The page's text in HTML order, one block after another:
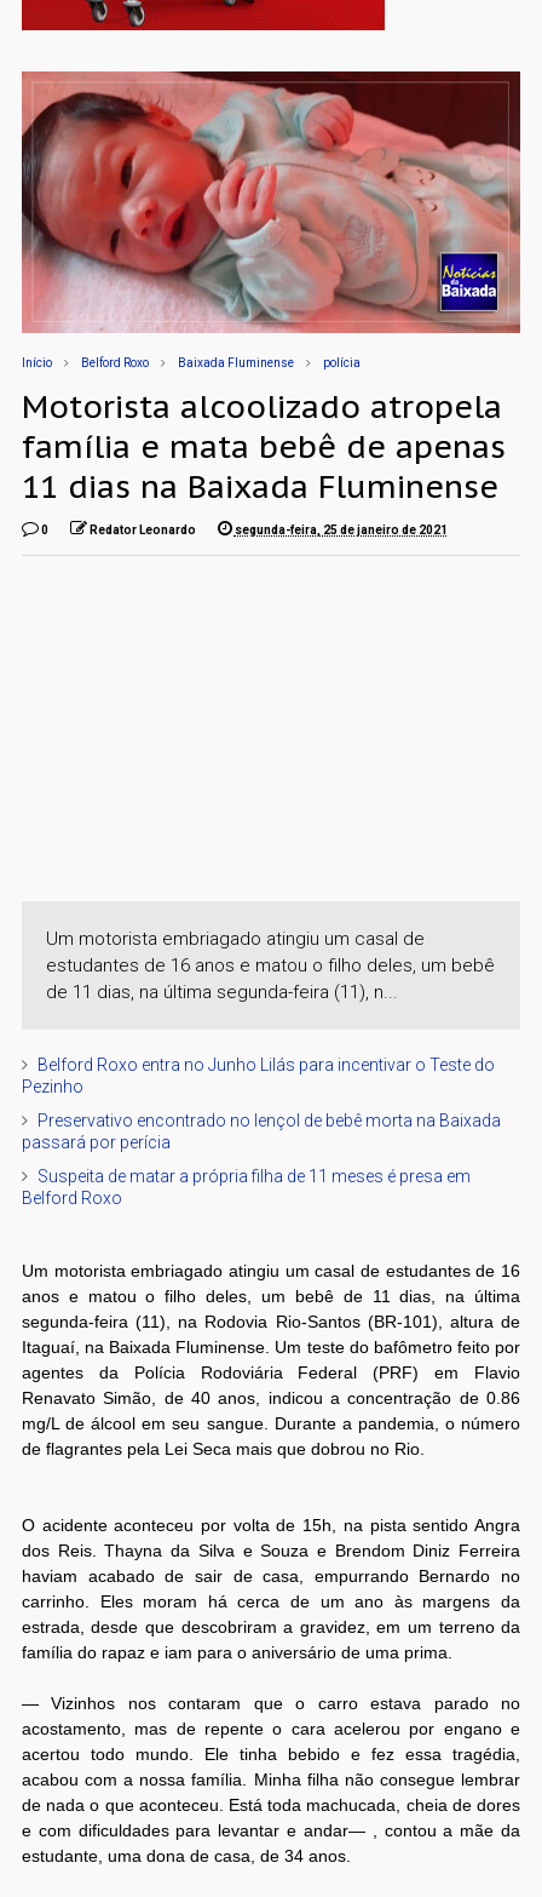
Início Belford Roxo Baixada Fluminense polícia
Motorista alcoolizado atropela
família e mata bebê de apenas
11 dias na Baixada Fluminense
0 Redator Leonardo segunda-feira, 25 de janeiro de 2021
Um motorista embriagado atingiu um casal de
estudantes de 16 anos e matou o filho deles, um bebê
de 11 dias, na última segunda-feira (11), n...
Belford Roxo entra no Junho Lilás para incentivar o Teste do
Pezinho
Preservativo encontrado no lençol de bebê morta na Baixada
passará por perícia
Suspeita de matar a própria filha de 11 meses é presa em
Belford Roxo
Um motorista embriagado atingiu um casal de estudantes de 16
anos e matou o filho deles, um bebê de 11 dias, na última
segunda-feira (11), na Rodovia Rio-Santos (BR-101), altura de
Itaguaí, na Baixada Fluminense. Um teste do bafômetro feito por
agentes da Polícia Rodoviária Federal (PRF) em Flavio
Renavato Simão, de 40 anos, indicou a concentração de 0.86
mg/L de álcool em seu sangue. Durante a pandemia, o número
de flagrantes pela Lei Seca mais que dobrou no Rio.
O acidente aconteceu por volta de 15h, na pista sentido Angra
dos Reis. Thayna da Silva e Souza e Brendom Diniz Ferreira
haviam acabado de sair de casa, empurrando Bernardo no
carrinho. Eles moram há cerca de um ano às margens da
estrada, desde que descobriram a gravidez, em um terreno da
família do rapaz e iam para o aniversário de uma prima.
— Vizinhos nos contaram que o carro estava parado no
acostamento, mas de repente o cara acelerou por engano e
acertou todo mundo. Ele tinha bebido e fez essa tragédia,
acabou com a nossa família. Minha filha não consegue lembrar
de nada o que aconteceu. Está toda machucada, cheia de dores
e com dificuldades para levantar e andar— , contou a mãe da
estudante, uma dona de casa, de 34 anos.